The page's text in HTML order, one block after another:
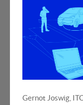
Gernot Joswig,